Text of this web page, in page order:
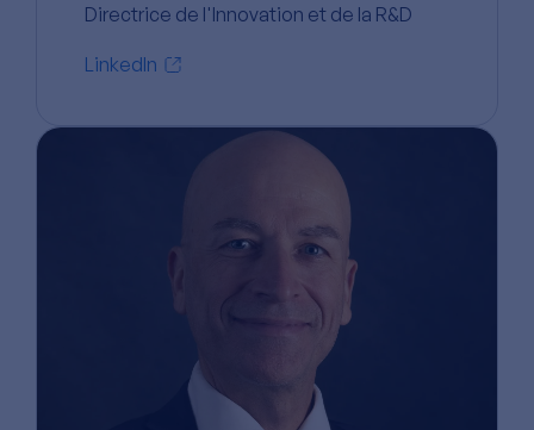
Directrice de l'Innovation et de la R&D
LinkedIn